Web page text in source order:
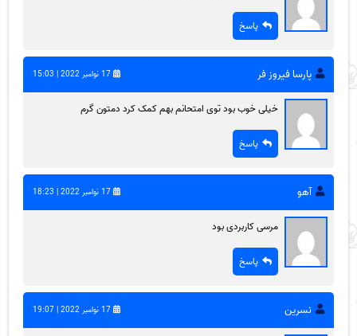
پاسخ
پارسا فیروز فر 17 نوامبر 2022 | 15:03
خیلی‌ خوب بود توی امتحانم بهم کمک کرد دمتون گرم
پاسخ
آهو 17 نوامبر 2022 | 18:23
مرسی کاربردی بود
پاسخ
نسرین 17 نوامبر 2022 | 19:07